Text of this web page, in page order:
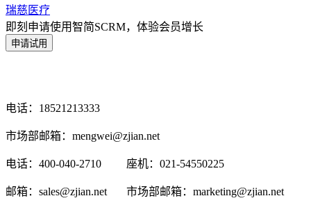
瑞慈医疗
即刻申请使用智简SCRM，体验会员增长
电话：18521213333
市场部邮箱：mengwei@zjian.net
电话：400-040-2710 座机：021-54550225
邮箱：sales@zjian.net 市场部邮箱：marketing@zjian.net